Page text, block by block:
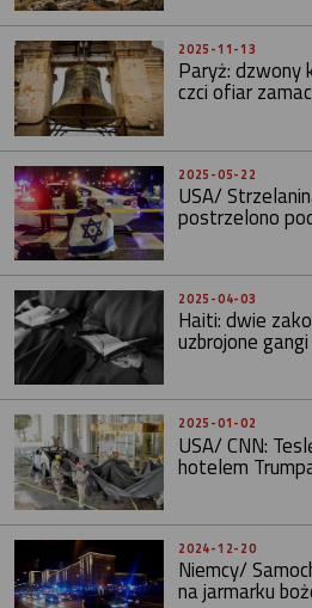
2025-11-13
Paryż: dzwony
czci ofiar
2025-05-22
USA/
postrzelono
2025-04-03
Haiti: dwie
uzbrojone gangi
2025-01-02
USA/ CNN:
hotelem
2024-12-20
Niemcy/
na jarmarku